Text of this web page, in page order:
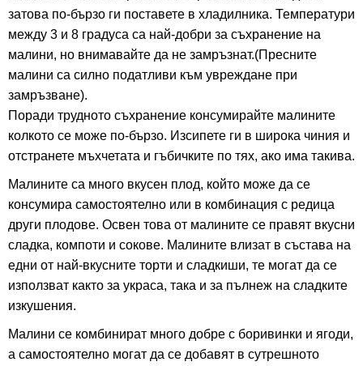
затова по-бързо ги поставете в хладилника. Температури
между 3 и 8 градуса са най-добри за съхранение на
малини, но внимавайте да не замръзнат.(Пресните
малини са силно податливи към увреждане при
замръзване).
Поради трудното съхранение консумирайте малините
колкото се може по-бързо. Изсипете ги в широка чиния и
отстранете мъхчетата и гъбичките по тях, ако има такива.
Малините са много вкусен плод, който може да се
консумира самостоятелно или в комбинация с редица
други плодове. Освен това от малините се правят вкусни
сладка, компоти и сокове. Малините влизат в състава на
едни от най-вкусните торти и сладкиши, те могат да се
използват както за украса, така и за пълнеж на сладките
изкушения.
Малини се комбинират много добре с боривинки и ягоди,
а самостоятелно могат да се добавят в сутрешното